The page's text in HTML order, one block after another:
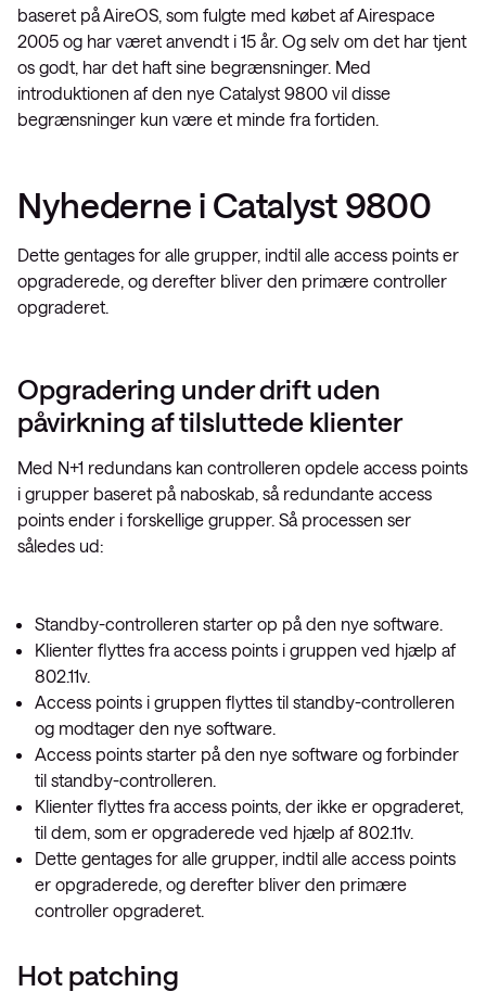
baseret på AireOS, som fulgte med købet af Airespace
2005 og har været anvendt i 15 år. Og selv om det har tjent
os godt, har det haft sine begrænsninger. Med
introduktionen af den nye Catalyst 9800 vil disse
begrænsninger kun være et minde fra fortiden.
Nyhederne i Catalyst 9800
Dette gentages for alle grupper, indtil alle access points er
opgraderede, og derefter bliver den primære controller
opgraderet.
Opgradering under drift uden
påvirkning af tilsluttede klienter
Med N+1 redundans kan controlleren opdele access points
i grupper baseret på naboskab, så redundante access
points ender i forskellige grupper. Så processen ser
således ud:
Standby-controlleren starter op på den nye software.
Klienter flyttes fra access points i gruppen ved hjælp af
802.11v.
Access points i gruppen flyttes til standby-controlleren
og modtager den nye software.
Access points starter på den nye software og forbinder
til standby-controlleren.
Klienter flyttes fra access points, der ikke er opgraderet,
til dem, som er opgraderede ved hjælp af 802.11v.
Dette gentages for alle grupper, indtil alle access points
er opgraderede, og derefter bliver den primære
controller opgraderet.
Hot patching